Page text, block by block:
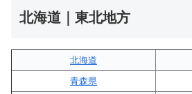
北海道｜東北地方
北海道
青森県